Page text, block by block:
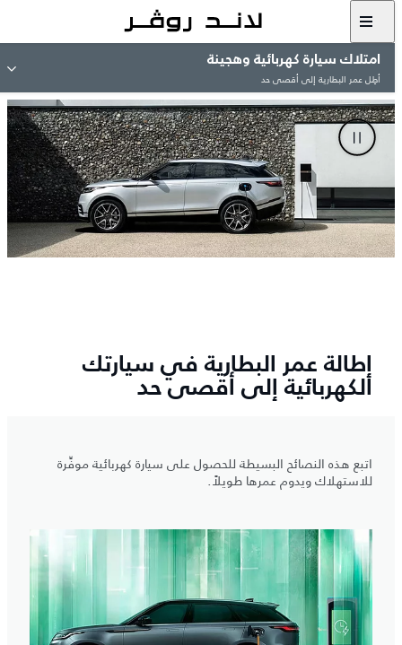
امتلاك سيارة كهربائية وهجينة
أطِل عمر البطارية إلى أقصى حد
إطالة عمر البطارية في سيارتك
الكهربائية إلى أقصى حد
اتبع هذه النصائح البسيطة للحصول على سيارة كهربائية موفِّرة
للاستهلاك ويدوم عمرها طويلاً.